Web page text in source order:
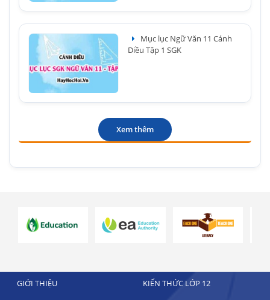
Mục lục Ngữ Văn 11 Cánh
Diều Tập 1 SGK
Xem thêm
GIỚI THIỆU KIẾN THỨC LỚP 12